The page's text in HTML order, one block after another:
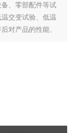
、零部配件等试
交变试验、低温
对产品的性能、